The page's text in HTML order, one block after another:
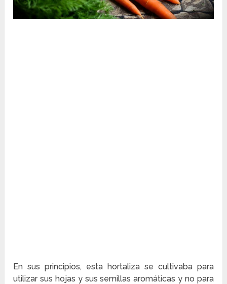
En sus principios, esta hortaliza se cultivaba para
utilizar sus hojas y sus semillas aromáticas y no para